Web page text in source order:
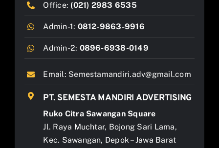
Office: (021) 2983 6535
Admin-1: 0812-9863-9916
Admin-2: 0896-6938-0149
Email: Semestamandiri.adv@gmail.com
PT. SEMESTA MANDIRI ADVERTISING
Ruko Citra Sawangan Square
Jl. Raya Muchtar, Bojong Sari Lama,
Kec. Sawangan, Depok – Jawa Barat